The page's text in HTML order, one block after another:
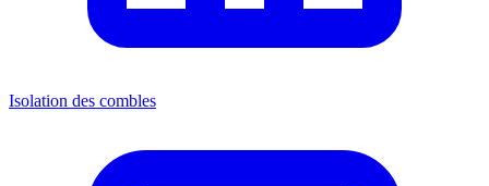
Isolation des combles